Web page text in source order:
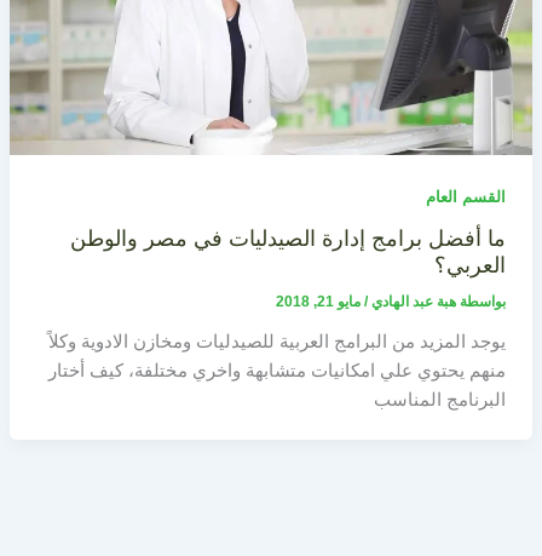
القسم العام
ما أفضل برامج إدارة الصيدليات في مصر والوطن
العربي؟
بواسطة هبة عبد الهادي/ مايو 21, 2018
يوجد المزيد من البرامج العربية للصيدليات ومخازن الادوية وكلاً
منهم يحتوي علي امكانيات متشابهة واخري مختلفة، كيف أختار
البرنامج المناسب